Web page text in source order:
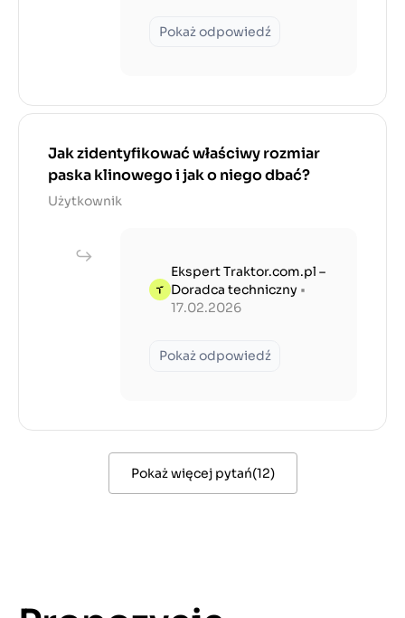
Pokaż odpowiedź
Jak zidentyfikować właściwy rozmiar
paska klinowego i jak o niego dbać?
Użytkownik
Ekspert Traktor.com.pl –
Doradca techniczny •
17.02.2026
Pokaż odpowiedź
Pokaż więcej pytań(12)